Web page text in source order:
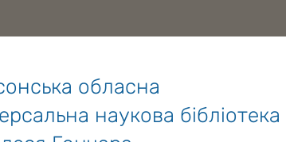
обласна
наукова бібліотека